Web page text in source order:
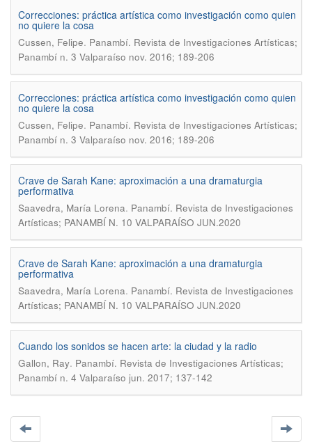
Correcciones: práctica artística como investigación como quien
no quiere la cosa
Cussen, Felipe. Panambí. Revista de Investigaciones Artísticas;
Panambí n. 3 Valparaíso nov. 2016; 189-206
Correcciones: práctica artística como investigación como quien
no quiere la cosa
Cussen, Felipe. Panambí. Revista de Investigaciones Artísticas;
Panambí n. 3 Valparaíso nov. 2016; 189-206
Crave de Sarah Kane: aproximación a una dramaturgia
performativa
Saavedra, María Lorena. Panambí. Revista de Investigaciones
Artísticas; PANAMBÍ N. 10 VALPARAÍSO JUN.2020
Crave de Sarah Kane: aproximación a una dramaturgia
performativa
Saavedra, María Lorena. Panambí. Revista de Investigaciones
Artísticas; PANAMBÍ N. 10 VALPARAÍSO JUN.2020
Cuando los sonidos se hacen arte: la ciudad y la radio
Gallon, Ray. Panambí. Revista de Investigaciones Artísticas;
Panambí n. 4 Valparaíso jun. 2017; 137-142